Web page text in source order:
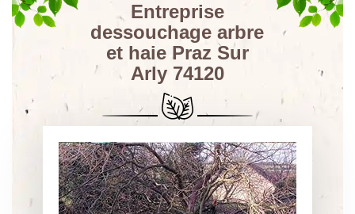
Entreprise
dessouchage arbre
et haie Praz Sur
Arly 74120